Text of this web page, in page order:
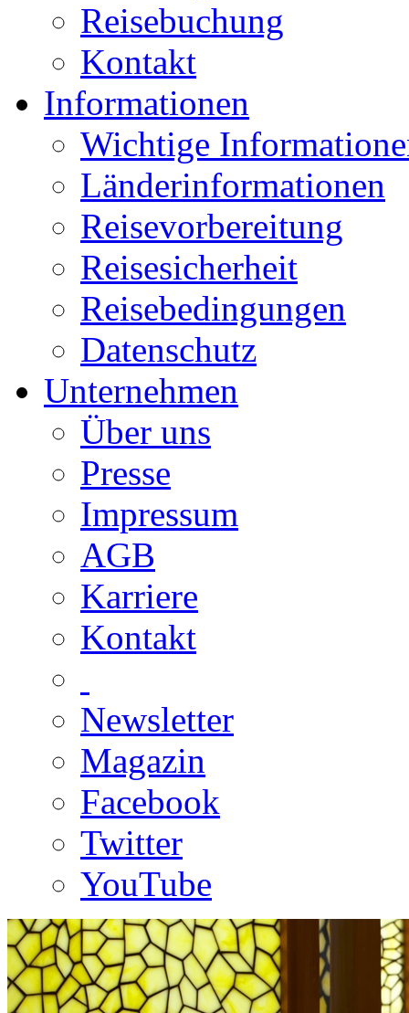
Reisebuchung
Kontakt
Informationen
Wichtige
Länderinformationen
Reisevorbereitung
Reisesicherheit
Reisebedingungen
Datenschutz
Unternehmen
Über uns
Presse
Impressum
AGB
Karriere
Kontakt
Newsletter
Magazin
Facebook
Twitter
YouTube